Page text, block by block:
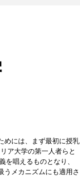
めには、まず最初に授乳
ア大学の第一人者らと
唱えるものとなり、
うメカニズムにも適用さ